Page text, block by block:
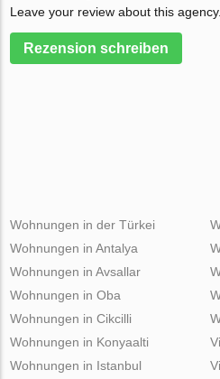
Leave your review about this agency.
Rezension schreiben
Wohnungen in der Türkei
Wohnungen in Antalya
Wohnungen in Avsallar
Wohnungen in Oba
Wohnungen in Cikcilli
Wohnungen in Konyaalti
Wohnungen in Istanbul